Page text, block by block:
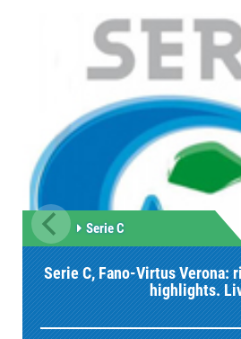
Serie C
Serie C, Fano-Virtus Verona:
highlights.